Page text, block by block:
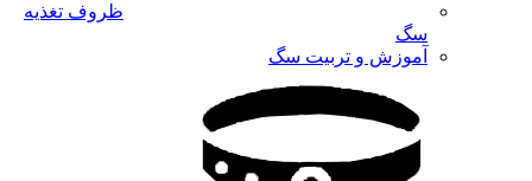
ظروف تغذیه
سگ
آموزش و تربیت سگ